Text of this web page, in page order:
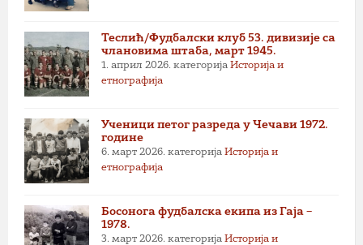
Теслић/Фудбалски клуб 53. дивизије са
члановима штаба, март 1945.
1. април 2026. категорија Историја и
етнографија
Ученици петог разреда у Чечави 1972.
године
6. март 2026. категорија Историја и
етнографија
Босонога фудбалска екипа из Гаја –
1978.
3. март 2026. категорија Историја и